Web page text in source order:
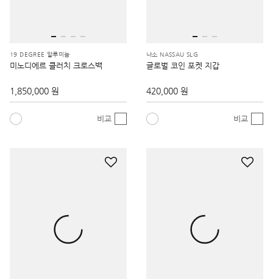
19 DEGREE 알루미늄
미노디에르 클러치 크로스백
1,850,000 원
비교
나소 NASSAU SLG
글로벌 코인 포켓 지갑
420,000 원
비교